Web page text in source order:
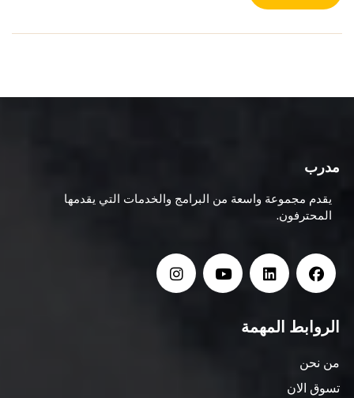
مدرب
يقدم مجموعة واسعة من البرامج والخدمات التي يقدمها
المحترفون.
الروابط المهمة
من نحن
تسوق الان